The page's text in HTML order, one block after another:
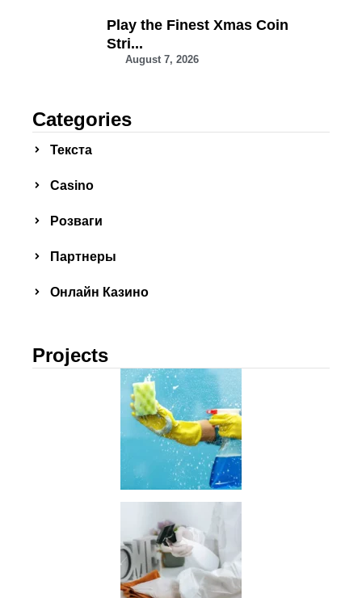
Play the Finest Xmas Coin
Stri...
August 7, 2026
Categories
Текста
Сasino
Розваги
Партнеры
Онлайн Казино
Projects